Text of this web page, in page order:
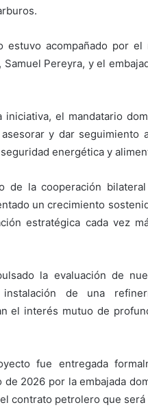
estuvo acompañado por
Pereyra, y el
el mandatario
y dar seguimiento
energética y
de la cooperación
un crecimiento
estratégica cada vez
la evaluación de
de una
el interés mutuo de
fue entregada
2026 por la embajada
contrato petrolero que será